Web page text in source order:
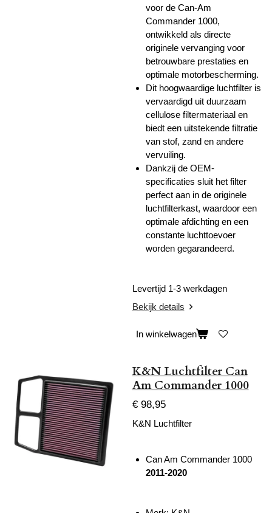
voor de Can-Am
Commander 1000,
ontwikkeld als directe
originele vervanging voor
betrouwbare prestaties en
optimale motorbescherming.
Dit hoogwaardige luchtfilter is
vervaardigd uit duurzaam
cellulose filtermateriaal en
biedt een uitstekende filtratie
van stof, zand en andere
vervuiling.
Dankzij de OEM-
specificaties sluit het filter
perfect aan in de originele
luchtfilterkast, waardoor een
optimale afdichting en een
constante luchttoevoer
worden gegarandeerd.
Levertijd 1-3 werkdagen
Bekijk details
In winkelwagen
K&N Luchtfilter Can
Am Commander 1000
€ 98,95
K&N Luchtfilter
Can Am Commander 1000
2011-2020